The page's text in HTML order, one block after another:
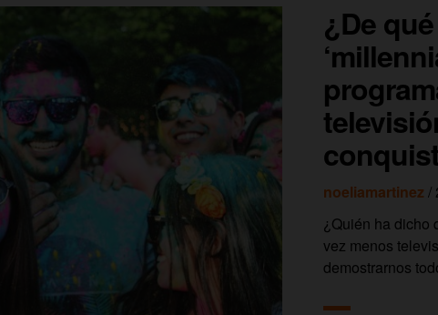
¿De
noeliamartinez /
¿Quién ha dicho
vez menos
demostrarnos